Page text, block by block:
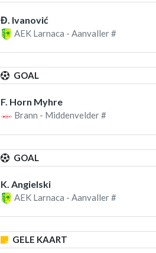
Đ. Ivanović
AEK Larnaca - Aanvaller #
GOAL
F. Horn Myhre
Brann - Middenvelder #
GOAL
K. Angielski
AEK Larnaca - Aanvaller #
GELE KAART